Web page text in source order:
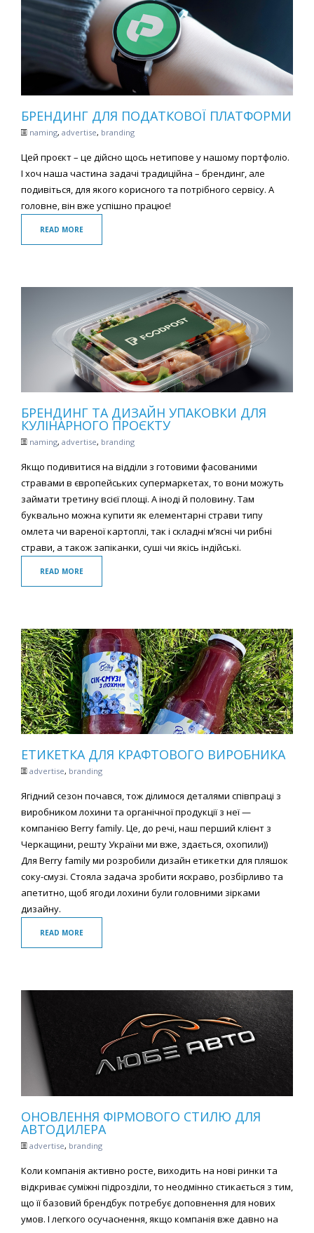
БРЕНДИНГ ДЛЯ ПОДАТКОВОЇ ПЛАТФОРМИ
naming, advertise, branding
Цей проєкт – це дійсно щось нетипове у нашому портфоліо.
І хоч наша частина задачі традиційна – брендинг, але
подивіться, для якого корисного та потрібного сервісу. А
головне, він вже успішно працює!
READ MORE
БРЕНДИНГ ТА ДИЗАЙН УПАКОВКИ ДЛЯ
КУЛІНАРНОГО ПРОЄКТУ
naming, advertise, branding
Якщо подивитися на відділи з готовими фасованими
стравами в європейських супермаркетах, то вони можуть
займати третину всієї площі. А іноді й половину. Там
буквально можна купити як елементарні страви типу
омлета чи вареної картоплі, так і складні м’ясні чи рибні
страви, а також запіканки, суші чи якісь індійські.
READ MORE
ЕТИКЕТКА ДЛЯ КРАФТОВОГО ВИРОБНИКА
advertise, branding
Ягідний сезон почався, тож ділимося деталями співпраці з
виробником лохини та органічної продукції з неї —
компанією Berry family. Це, до речі, наш перший клієнт з
Черкащини, решту України ми вже, здається, охопили))
Для Berry family ми розробили дизайн етикетки для пляшок
соку-смузі. Стояла задача зробити яскраво, розбірливо та
апетитно, щоб ягоди лохини були головними зірками
дизайну.
READ MORE
ОНОВЛЕННЯ ФІРМОВОГО СТИЛЮ ДЛЯ
АВТОДИЛЕРА
advertise, branding
Коли компанія активно росте, виходить на нові ринки та
відкриває суміжні підрозділи, то неодмінно стикається з тим,
що її базовий брендбук потребує доповнення для нових
умов. І легкого осучаснення, якщо компанія вже давно на